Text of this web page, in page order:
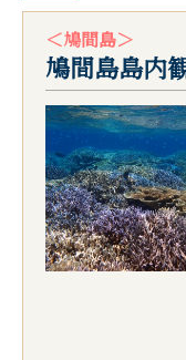
＜鳩間島＞
鳩間島島内